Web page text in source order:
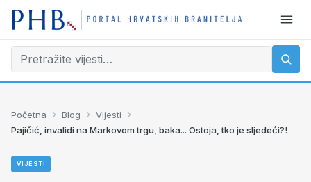
Početna › Blog › Vijesti ›
Pajičić, invalidi na Markovom trgu, baka... Ostoja, tko je sljedeći?!
VIJESTI